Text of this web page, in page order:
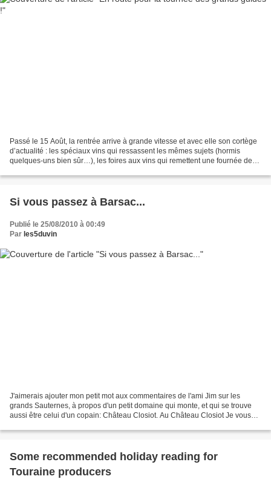
Passé le 15 Août, la rentrée arrive à grande vitesse et avec elle son cortège
d’actualité : les spéciaux vins qui ressassent les mêmes sujets (hormis
quelques-uns bien sûr…), les foires aux vins qui remettent une fournée des
Si vous passez à Barsac...
Publié le 25/08/2010 à 00:49
Par les5duvin
J'aimerais ajouter mon petit mot aux commentaires de l'ami Jim sur les
grands Sauternes, à propos d'un petit domaine qui monte, et qui se trouve
aussi être celui d'un copain: Château Closiot. Au Château Closiot Je vous
Some recommended holiday reading for
Touraine producers